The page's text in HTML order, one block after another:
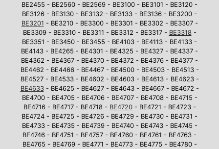
BE2455 - BE2560 - BE2569 - BE3100 - BE3101 - BE3120 -
BE3126 - BE3130 - BE3132 - BE3133 - BE3136 - BE3200 -
BE3201 - BE3210 - BE3300 - BE3301 - BE3302 - BE3307 -
BE3309 - BE3310 - BE3311 - BE3312 - BE3317 - BE3318-
BE3351 - BE3450 - BE3455 - BE4103 - BE4113 - BE4133 -
BE4143 - BE4265 - BE4301 - BE4325 - BE4327 - BE4337 -
BE4362 - BE4367 - BE4370 - BE4372 - BE4376 - BE4377 -
BE4462 - BE4466 - BE4467 - BE4500 - BE4503 - BE4513 -
BE4527 - BE4533 - BE4602 - BE4603 - BE4613 - BE4623 -
BE4633- BE4625 - BE4627 - BE4643 - BE4667 - BE4672 -
BE4700 - BE4705 - BE4706 - BE4707 - BE4708 - BE4715 -
BE4716 - BE4717 - BE4718 - BE4720- BE4721 - BE4723 -
BE4724 - BE4725 - BE4726 - BE4729 - BE4730 - BE4731 -
BE4733 - BE4735 - BE4739 - BE4740 - BE4743 - BE4745 -
BE4746 - BE4751 - BE4757 - BE4760 - BE4761 - BE4763 -
BE4765 - BE4769 - BE4771 - BE4773 - BE4775 - BE4780 -